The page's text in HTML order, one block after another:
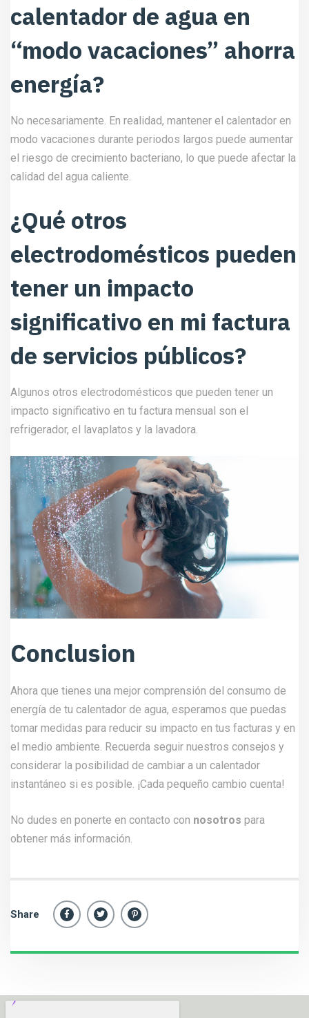
calentador de agua en
“modo vacaciones” ahorra
energía?
No necesariamente. En realidad, mantener el calentador en
modo vacaciones durante periodos largos puede aumentar
el riesgo de crecimiento bacteriano, lo que puede afectar la
calidad del agua caliente.
¿Qué otros
electrodomésticos pueden
tener un impacto
significativo en mi factura
de servicios públicos?
Algunos otros electrodomésticos que pueden tener un
impacto significativo en tu factura mensual son el
refrigerador, el lavaplatos y la lavadora.
Conclusion
Ahora que tienes una mejor comprensión del consumo de
energía de tu calentador de agua, esperamos que puedas
tomar medidas para reducir su impacto en tus facturas y en
el medio ambiente. Recuerda seguir nuestros consejos y
considerar la posibilidad de cambiar a un calentador
instantáneo si es posible. ¡Cada pequeño cambio cuenta!
No dudes en ponerte en contacto con nosotros para
obtener más información.
Share